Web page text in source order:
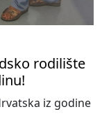
rodilište
iz godine